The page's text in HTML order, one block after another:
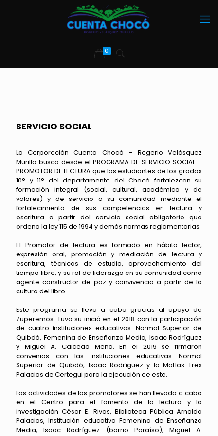
0
SERVICIO SOCIAL
La Corporación Cuenta Chocó – Rogerio Velásquez
Murillo busca desde el PROGRAMA DE SERVICIO SOCIAL –
PROMOTOR DE LECTURA que los estudiantes de los grados
10° y 11° del departamento del Chocó fortalezcan su
formación integral (social, cultural, académica y de
valores) y de servicio a su comunidad mediante el
fortalecimiento de sus competencias en lectura y
escritura a partir del servicio social obligatorio que
ordena la ley 115 de 1994 y demás normas reglamentarias.
El Promotor de lectura es formado en hábito lector,
expresión oral, promoción y mediación de lectura y
escritura, técnicas de estudio, aprovechamiento del
tiempo libre, y su rol de liderazgo en su comunidad como
agente constructor de paz y convivencia a partir de la
cultura del libro.
Este programa se lleva a cabo gracias al apoyo de
Zuperemos. Tuvo su inició en el 2018 con la participación
de cuatro instituciones educativas: Normal Superior de
Quibdó, Femenina de Enseñanza Media, Isaac Rodríguez
y Miguel A. Caicedo Mena. En el 2019 se firmaron
convenios con las instituciones educativas Normal
Superior de Quibdó, Isaac Rodríguez y la Matías Tres
Palacios de Certegui para la ejecución de este.
Las actividades de los promotores se han llevado a cabo
en el Centro para el fomento de la lectura y la
investigación César E. Rivas, Biblioteca Pública Arnoldo
Palacios, Institución educativa Femenina de Enseñanza
Media, Isaac Rodríguez (barrio Paraíso), Miguel A.